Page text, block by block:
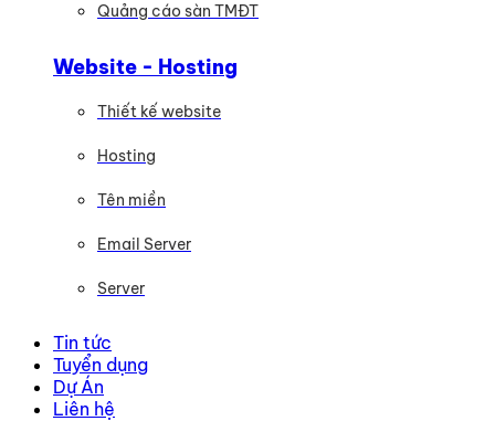
Quảng cáo sàn TMĐT
Website - Hosting
Thiết kế website
Hosting
Tên miền
Email Server
Server
Tin tức
Tuyển dụng
Dự Án
Liên hệ